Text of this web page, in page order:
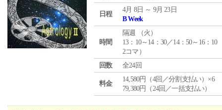
日程
4月 8日 ～ 9月 23日
B Week
時間
隔週 （火 ）
13：10～14：30／14：50～16：10
2コマ）
回数
全24回
料金
14,580円（4回／分割支払い）×6
79,380円（24回／一括支払い）